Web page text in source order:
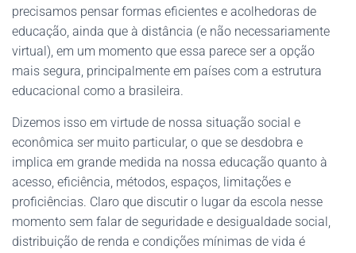
precisamos pensar formas eficientes e acolhedoras de
educação, ainda que à distância (e não necessariamente
virtual), em um momento que essa parece ser a opção
mais segura, principalmente em países com a estrutura
educacional como a brasileira.
Dizemos isso em virtude de nossa situação social e
econômica ser muito particular, o que se desdobra e
implica em grande medida na nossa educação quanto à
acesso, eficiência, métodos, espaços, limitações e
proficiências. Claro que discutir o lugar da escola nesse
momento sem falar de seguridade e desigualdade social,
distribuição de renda e condições mínimas de vida é